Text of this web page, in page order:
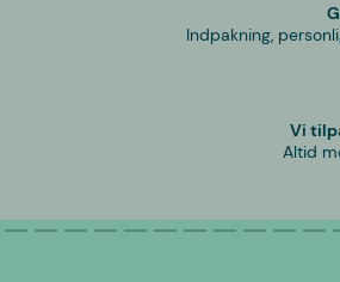
Indpakning,
Vi
Altid